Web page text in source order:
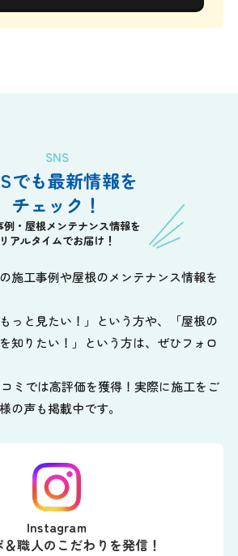
SNS
でも最新情報を
チェック！
例・屋根メンテナンス情報を
リアルタイムでお届け！
施工事例や屋根のメンテナンス情報を
っと見たい！」という方や、
「屋根の
知りたい！」という方は、ぜひフォロ
ミでは高評価を獲得！実際に施工をご
の声も掲載中です。
Instagram
職人のこだわりを発信！